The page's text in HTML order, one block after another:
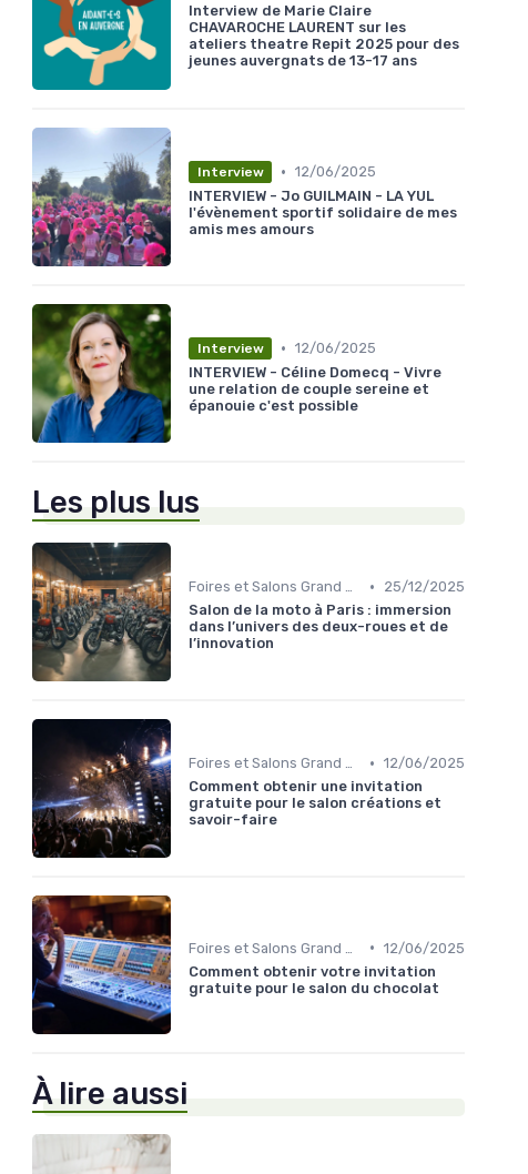
Interview de Marie Claire
CHAVAROCHE LAURENT sur les
ateliers theatre Repit 2025 pour des
jeunes auvergnats de 13-17 ans
Interview • 12/06/2025
INTERVIEW - Jo GUILMAIN - LA YUL
l'évènement sportif solidaire de mes
amis mes amours
Interview • 12/06/2025
INTERVIEW - Céline Domecq - Vivre
une relation de couple sereine et
épanouie c'est possible
Les plus lus
Foires et Salons Grand Public •
25/12/2025
Salon de la moto à Paris : immersion
dans l’univers des deux-roues et de
l’innovation
Foires et Salons Grand Public • 12/06/2025
Comment obtenir une invitation
gratuite pour le salon créations et
savoir-faire
• 12/06/2025
Comment obtenir votre invitation
gratuite pour le salon du chocolat
À lire aussi